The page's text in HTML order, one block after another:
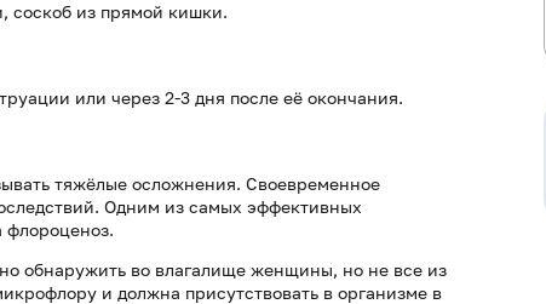
соскоб из прямой кишки.
или через 2-3 дня после её окончания.
тяжёлые осложнения. Своевременное
Одним из самых эффективных
флороценоз.
обнаружить во влагалище женщины, но не все из
и должна присутствовать в организме в